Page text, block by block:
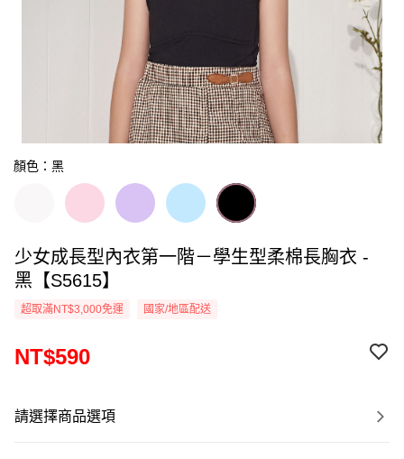
顏色：黑
少女成長型內衣第一階－學生型柔棉長胸衣 -
黑【S5615】
超取滿NT$3,000免運 國家/地區配送
NT$590
請選擇商品選項